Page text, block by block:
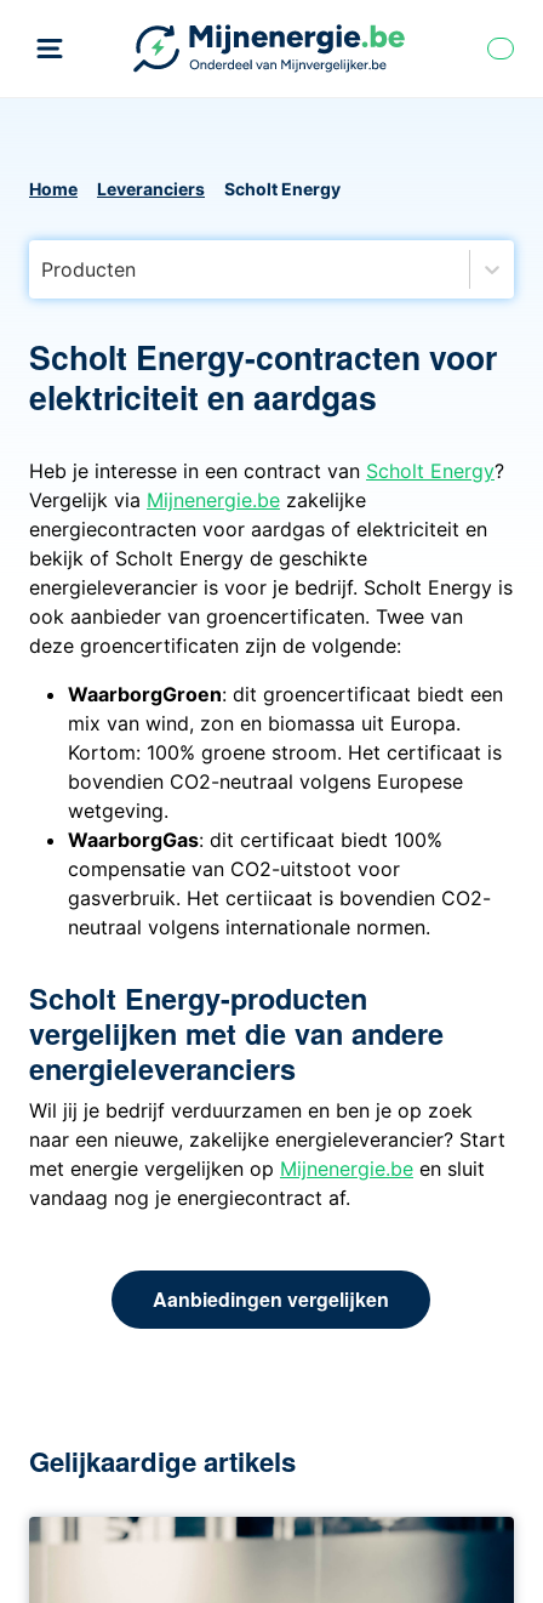
Home Leveranciers Scholt Energy
Producten
Scholt Energy-contracten voor
elektriciteit en aardgas
Heb je interesse in een contract van Scholt Energy?
Vergelijk via Mijnenergie.be zakelijke
energiecontracten voor aardgas of elektriciteit en
bekijk of Scholt Energy de geschikte
energieleverancier is voor je bedrijf. Scholt Energy is
ook aanbieder van groencertificaten. Twee van
deze groencertificaten zijn de volgende:
WaarborgGroen: dit groencertificaat biedt een
mix van wind, zon en biomassa uit Europa.
Kortom: 100% groene stroom. Het certificaat is
bovendien CO2-neutraal volgens Europese
wetgeving.
WaarborgGas: dit certificaat biedt 100%
compensatie van CO2-uitstoot voor
gasverbruik. Het certiicaat is bovendien CO2-
neutraal volgens internationale normen.
Scholt Energy-producten
vergelijken met die van andere
energieleveranciers
Wil jij je bedrijf verduurzamen en ben je op zoek
naar een nieuwe, zakelijke energieleverancier? Start
met energie vergelijken op Mijnenergie.be en sluit
vandaag nog je energiecontract af.
Aanbiedingen vergelijken
Gelijkaardige artikels